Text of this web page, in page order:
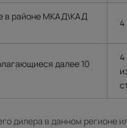
в районе МКАД\КАД
4
далее 10
4
дилера в данном регионе